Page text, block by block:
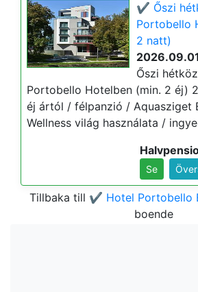
✔️ Őszi
Portobello
2 natt)
Őszi
Portobello Hotelben (min. 2 éj)
éj ártól / félpanzió / Aquasziget
Wellness világ használata /
Se
Tillbaka till ✔️ Hotel Portobello
boende